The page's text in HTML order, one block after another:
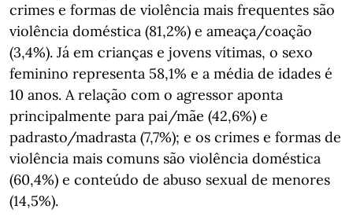
crimes e formas de violência mais frequentes são
violência doméstica (81,2%) e ameaça/coação
(3,4%). Já em crianças e jovens vítimas, o sexo
feminino representa 58,1% e a média de idades é
10 anos. A relação com o agressor aponta
principalmente para pai/mãe (42,6%) e
padrasto/madrasta (7,7%); e os crimes e formas de
violência mais comuns são violência doméstica
(60,4%) e conteúdo de abuso sexual de menores
(14,5%).